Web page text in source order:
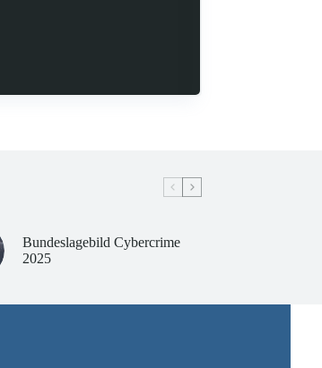
Bundeslagebild Cybercrime
2025